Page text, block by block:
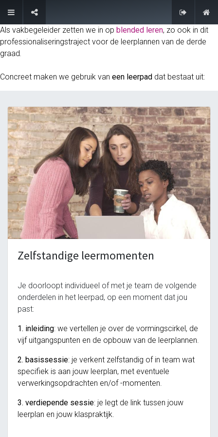
Als vakbegeleider zetten we in op blended leren, zo ook in dit
professionaliseringstraject voor de leerplannen van de derde
graad.
Concreet maken we gebruik van een leerpad dat bestaat uit:
Zelfstandige leermomenten
Je doorloopt individueel of met je team de volgende
onderdelen in het leerpad, op een moment dat jou
past:
1. inleiding: we vertellen je over de vormingscirkel, de
vijf uitgangspunten en de opbouw van de leerplannen.
2. basissessie: je verkent zelfstandig of in team wat
specifiek is aan jouw leerplan, met eventuele
verwerkingsopdrachten en/of -momenten.
3. verdiepende sessie: je legt de link tussen jouw
leerplan en jouw klaspraktijk.
leeromgeving@katholiekonderwijs.vlaanderen
privacyverklaring cookiebeleid
Copyright © Bedrijfsnaam